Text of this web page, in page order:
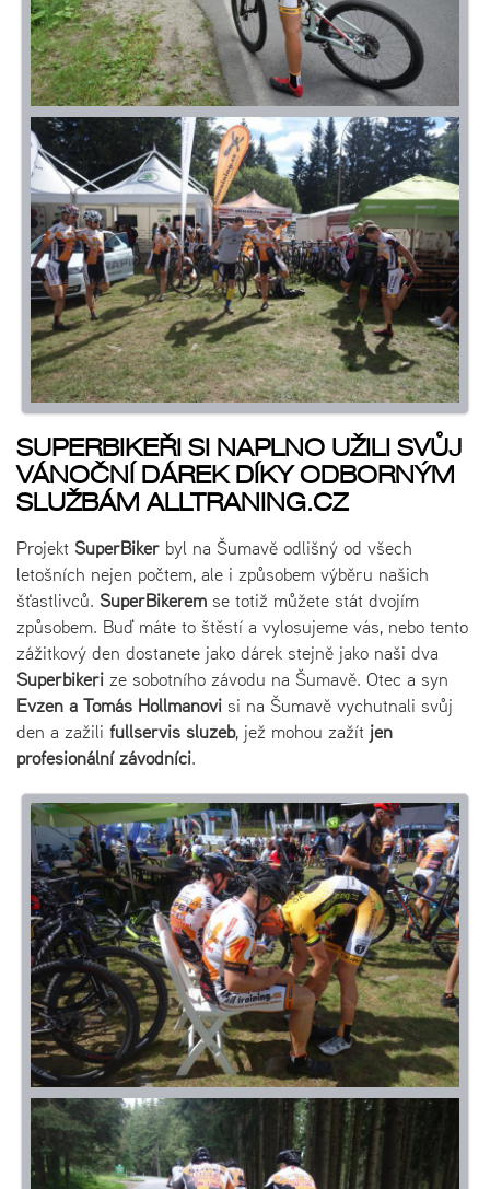
SUPERBIKEŘI SI NAPLNO UŽILI SVŮJ
VÁNOČNÍ DÁREK DÍKY ODBORNÝM
SLUŽBÁM ALLTRANING.CZ
Projekt SuperBiker byl na Šumavě odlišný od všech
letošních nejen počtem, ale i způsobem výběru našich
šťastlivců. SuperBikerem se totiž můžete stát dvojím
způsobem. Buď máte to štěstí a vylosujeme vás, nebo tento
zážitkový den dostanete jako dárek stejně jako naši dva
Superbikeři ze sobotního závodu na Šumavě. Otec a syn
Evžen a Tomáš Hollmanovi si na Šumavě vychutnali svůj
den a zažili fullservis služeb, jež mohou zažít jen
profesionální závodníci.